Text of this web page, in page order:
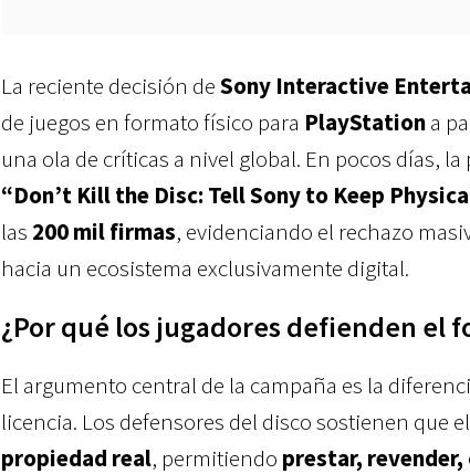
La reciente decisión deSony Interactive
de juegos en formato físico para PlayStationa
una ola de críticas a nivel global. En pocos días,
“Don’t Kill the Disc: Tell Sony to Keep
las 200 mil firmas, evidenciando el rechazo
hacia un ecosistema exclusivamente digital.
¿Por qué los jugadores defienden el
El argumento central de la campaña es la
licencia. Los defensores del disco sostienen que
propiedad real, permitiendo prestar,